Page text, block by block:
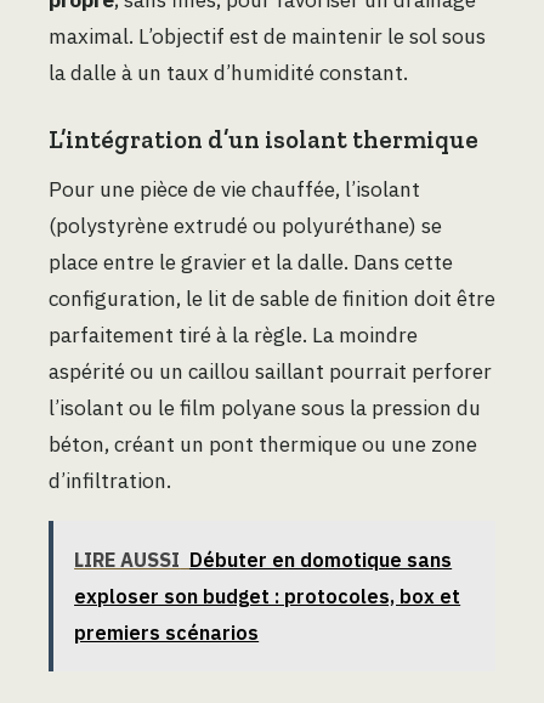
maximal. L’objectif est de maintenir le sol sous
la dalle à un taux d’humidité constant.
L’intégration d’un isolant thermique
Pour une pièce de vie chauffée, l’isolant
(polystyrène extrudé ou polyuréthane) se
place entre le gravier et la dalle. Dans cette
configuration, le lit de sable de finition doit être
parfaitement tiré à la règle. La moindre
aspérité ou un caillou saillant pourrait perforer
l’isolant ou le film polyane sous la pression du
béton, créant un pont thermique ou une zone
d’infiltration.
LIRE AUSSI Débuter en domotique sans
exploser son budget : protocoles, box et
premiers scénarios